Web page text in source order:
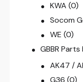
KWA (0)
Socom
WE (0)
GBBR
AK47 /
G36 (0)